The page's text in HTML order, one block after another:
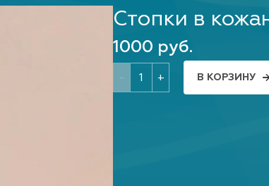
Стопки в
1000 руб.
+ В КОРЗИНУ